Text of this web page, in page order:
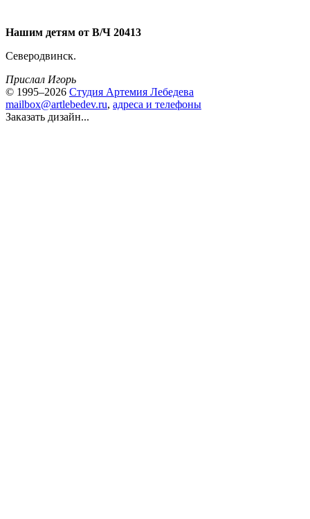
Нашим детям от В/Ч 20413
Северодвинск.
Прислал Игорь
© 1995–2026 Студия Артемия Лебедева
mailbox@artlebedev.ru, адреса и телефоны
Заказать дизайн...